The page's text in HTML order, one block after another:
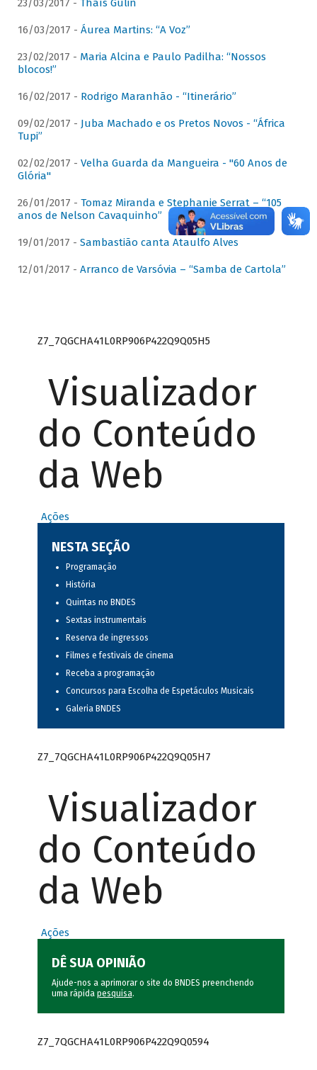
23/03/2017 - Thaís Gulin
16/03/2017 - Áurea Martins: “A Voz”
23/02/2017 - Maria Alcina e Paulo Padilha: “Nossos
blocos!”
16/02/2017 - Rodrigo Maranhão - “Itinerário”
09/02/2017 - Juba Machado e os Pretos Novos - “África
Tupi”
02/02/2017 - Velha Guarda da Mangueira - "60 Anos de
Glória"
26/01/2017 - Tomaz Miranda e Stephanie Serrat – “105
anos de Nelson Cavaquinho”
19/01/2017 - Sambastião canta Ataulfo Alves
12/01/2017 - Arranco de Varsóvia – “Samba de Cartola”
Z7_7QGCHA41L0RP906P422Q9Q05H5
Visualizador
do Conteúdo
da Web
Ações
NESTA SEÇÃO
Programação
História
Quintas no BNDES
Sextas instrumentais
Reserva de ingressos
Filmes e festivais de cinema
Receba a programação
Concursos para Escolha de Espetáculos Musicais
Galeria BNDES
Z7_7QGCHA41L0RP906P422Q9Q05H7
Visualizador
do Conteúdo
da Web
Ações
DÊ SUA OPINIÃO
Ajude-nos a aprimorar o site do BNDES preenchendo
uma rápida pesquisa.
Z7_7QGCHA41L0RP906P422Q9Q0594